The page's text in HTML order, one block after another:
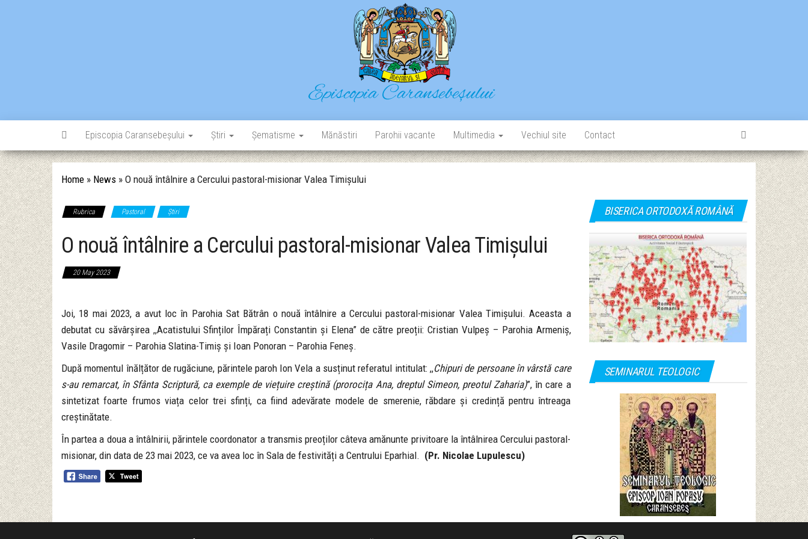
Episcopia Caransebeșului
Situl oficial al Episcopiei Caransebeșului
Episcopia Caransebeșului Știri Șematisme Mănăstiri Parohii vacante Multimedia Vechiul site Contact
Home » News » O nouă întâlnire a Cercului pastoral-misionar Valea Timișului
Rubrica Pastoral Știri
O nouă întâlnire a Cercului pastoral-misionar Valea Timișului
20 May 2023
Joi, 18 mai 2023, a avut loc în Parohia Sat Bătrân o nouă întâlnire a Cercului pastoral-misionar Valea Timișului. Aceasta a
debutat cu săvârșirea ,,Acatistului Sfinților Împărați Constantin și Elena” de către preoții: Cristian Vulpeș – Parohia Armeniș,
Vasile Dragomir – Parohia Slatina-Timiș și Ioan Ponoran – Parohia Feneș.
După momentul înălțător de rugăciune, părintele paroh Ion Vela a susținut referatul intitulat: ,,Chipuri de persoane în vârstă care
s-au remarcat, în Sfânta Scriptură, ca exemple de viețuire creștină (prorocița Ana, dreptul Simeon, preotul Zaharia)”, în care a
sintetizat foarte frumos viața celor trei sfinți, ca fiind adevărate modele de smerenie, răbdare și credință pentru întreaga
creștinătate.
În partea a doua a întâlnirii, părintele coordonator a transmis preoților câteva amănunte privitoare la întâlnirea Cercului pastoral-
misionar, din data de 23 mai 2023, ce va avea loc în Sala de festivități a Centrului Eparhial. (Pr. Nicolae Lupulescu)
BISERICA ORTODOXĂ ROMÂNĂ
SEMINARUL TEOLOGIC